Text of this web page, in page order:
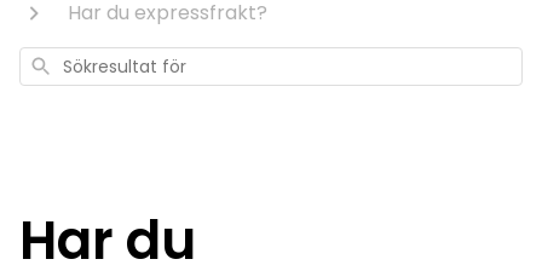
Har du expressfrakt?
Sökresultat
för
Har du